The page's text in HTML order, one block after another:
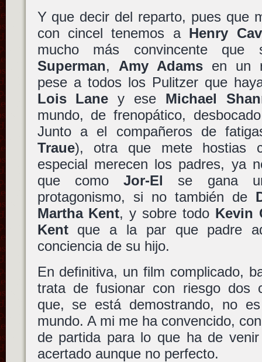
Y que decir del reparto, pues que
con cincel tenemos a Henry
mucho más convincente que
Superman, Amy Adamsen un
pese a todos los Pulitzer que
Lois Lane y ese Michael
mundo, de frenopático,
Junto a el compañeros de
Traue), otra que mete hostias
especial merecen los padres, ya
que comoJor-El se gana
protagonismo, si no también de
Martha Kent, y sobre todo Kevin
Kentque a la par que padre
conciencia de su hijo.
En definitiva, un film complicado,
trata de fusionar con riesgo dos
que, se está demostrando, no
mundo. A mi me ha convencido,
de partida para lo que ha de
acertado aunque no perfecto.